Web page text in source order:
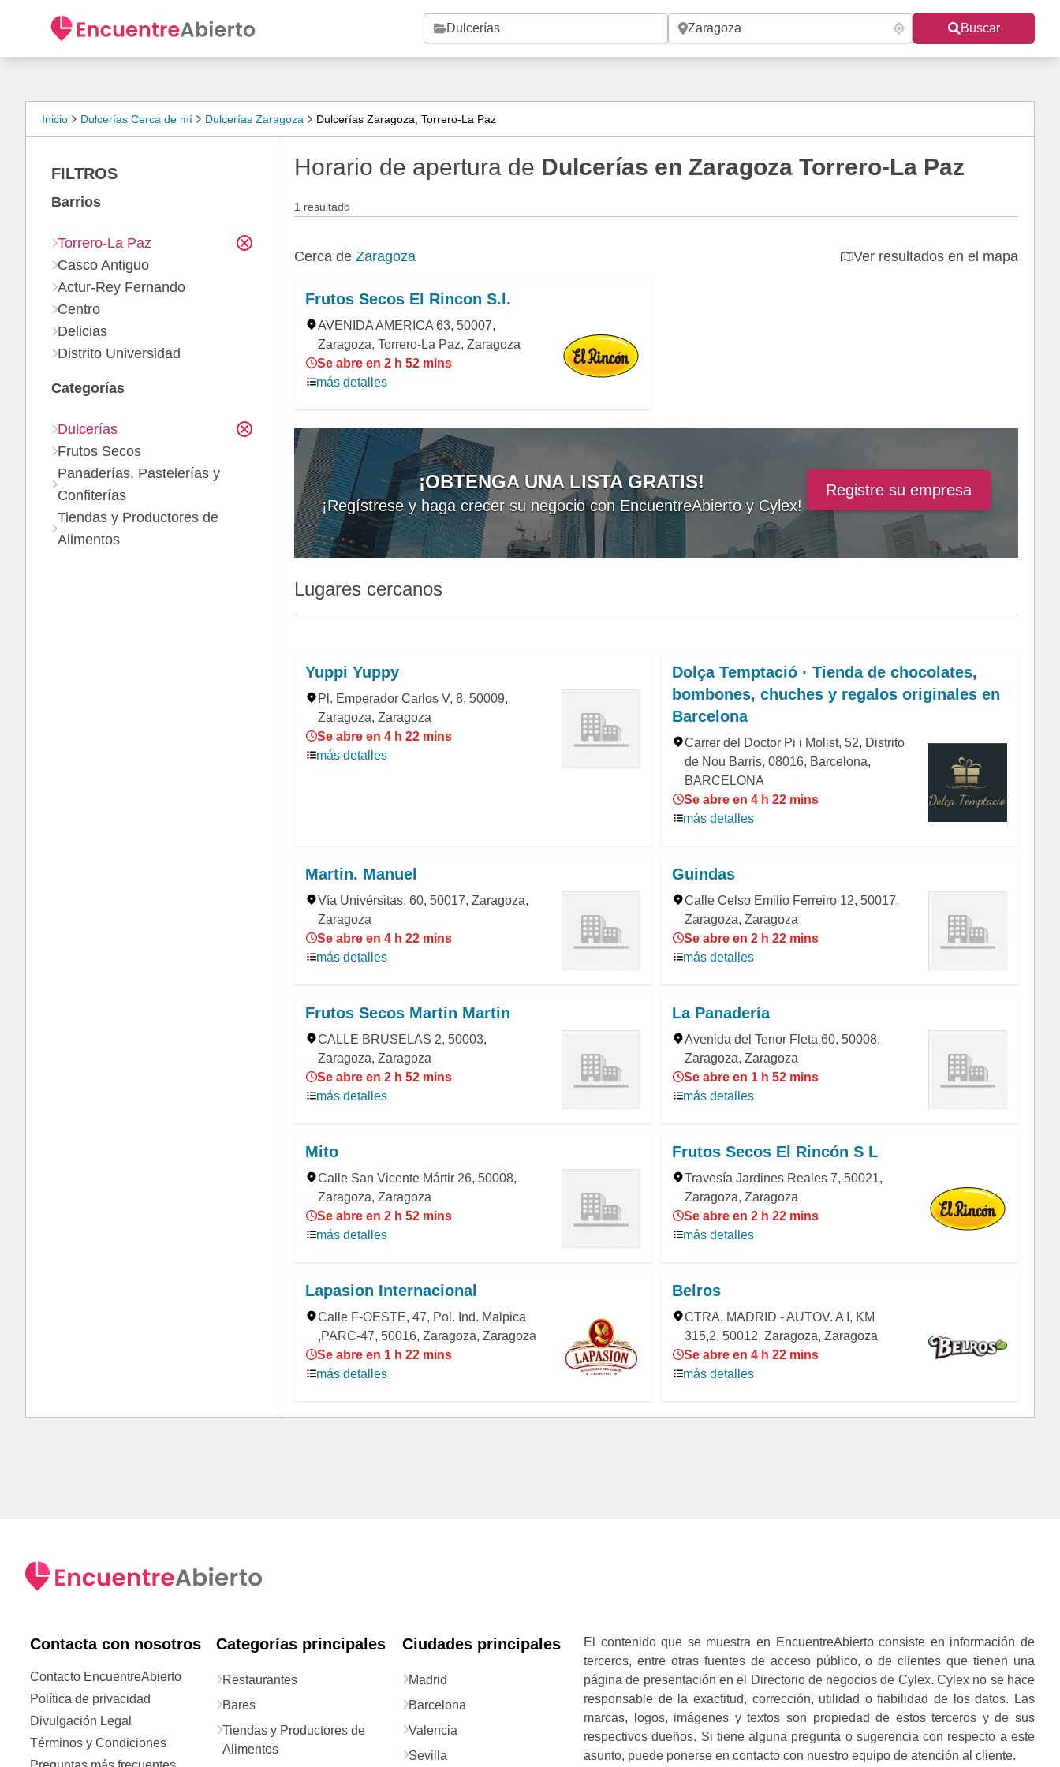
Buscar
Inicio Dulcerías Cerca de mí Dulcerías Zaragoza Dulcerías Zaragoza, Torrero-La Paz
Horario de apertura de Dulcerías en Zaragoza Torrero-La Paz
1 resultado
Cerca de Zaragoza Ver resultados en el mapa
Frutos Secos El Rincon S.l.
AVENIDA AMERICA 63, 50007,
Zaragoza, Torrero-La Paz, Zaragoza
Se abre en 2 h 52 mins
más detalles
¡OBTENGA UNA LISTA GRATIS!
¡Regístrese y haga crecer su negocio con EncuentreAbierto y Cylex!
Registre su empresa
Lugares cercanos
Yuppi Yuppy
Pl. Emperador Carlos V, 8, 50009,
Zaragoza, Zaragoza
Se abre en 4 h 22 mins
más detalles
Dolça Temptació · Tienda de chocolates,
bombones, chuches y regalos originales en
Barcelona
Carrer del Doctor Pi i Molist, 52, Distrito
de Nou Barris, 08016, Barcelona,
BARCELONA
Se abre en 4 h 22 mins
más detalles
Martin. Manuel
Vía Univérsitas, 60, 50017, Zaragoza,
Zaragoza
Se abre en 4 h 22 mins
más detalles
Guindas
Calle Celso Emilio Ferreiro 12, 50017,
Zaragoza, Zaragoza
Se abre en 2 h 22 mins
más detalles
Frutos Secos Martin Martin
CALLE BRUSELAS 2, 50003,
Zaragoza, Zaragoza
Se abre en 2 h 52 mins
más detalles
La Panadería
Avenida del Tenor Fleta 60, 50008,
Zaragoza, Zaragoza
Se abre en 1 h 52 mins
más detalles
Mito
Calle San Vicente Mártir 26, 50008,
Zaragoza, Zaragoza
Se abre en 2 h 52 mins
más detalles
Frutos Secos El Rincón S L
Travesía Jardines Reales 7, 50021,
Zaragoza, Zaragoza
Se abre en 2 h 22 mins
más detalles
Lapasion Internacional
Calle F-OESTE, 47, Pol. Ind. Malpica
,PARC-47, 50016, Zaragoza, Zaragoza
Se abre en 1 h 22 mins
más detalles
Belros
CTRA. MADRID - AUTOV. A I, KM
315,2, 50012, Zaragoza, Zaragoza
Se abre en 4 h 22 mins
más detalles
FILTROS
Barrios
Torrero-La Paz
Casco Antiguo
Actur-Rey Fernando
Centro
Delicias
Distrito Universidad
Categorías
Dulcerías
Frutos Secos
Panaderías, Pastelerías y
Confiterías
Tiendas y Productores de
Alimentos
Contacta con nosotros
Contacto EncuentreAbierto
Política de privacidad
Divulgación Legal
Términos y Condiciones
Categorías principales
Restaurantes
Bares
Tiendas y Productores de
Alimentos
Ciudades principales
Madrid
Barcelona
Valencia
Sevilla
El contenido que se muestra en EncuentreAbierto consiste en información de
terceros, entre otras fuentes de acceso público, o de clientes que tienen una
página de presentación en el Directorio de negocios de Cylex. Cylex no se hace
responsable de la exactitud, corrección, utilidad o fiabilidad de los datos. Las
marcas, logos, imágenes y textos son propiedad de estos terceros y de sus
respectivos dueños. Si tiene alguna pregunta o sugerencia con respecto a este
asunto, puede ponerse en contacto con nuestro equipo de atención al cliente.